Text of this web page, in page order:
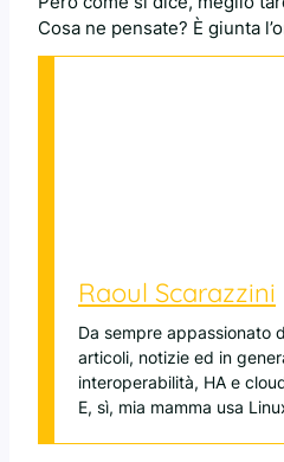
Cosa ne pensate? È giunta
Raoul Scarazzini
Da sempre appassionato
articoli, notizie ed in
interoperabilità, HA e
E, sì, mia mamma usa